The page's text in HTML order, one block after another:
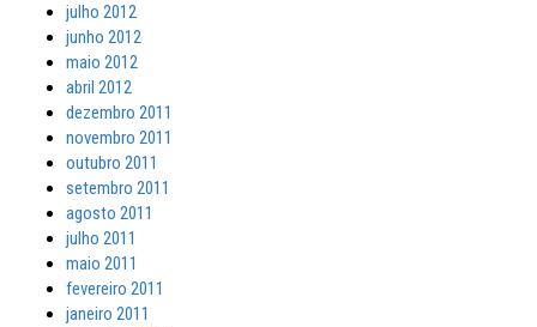
julho 2012
junho 2012
maio 2012
abril 2012
dezembro 2011
novembro 2011
outubro 2011
setembro 2011
agosto 2011
julho 2011
maio 2011
fevereiro 2011
janeiro 2011